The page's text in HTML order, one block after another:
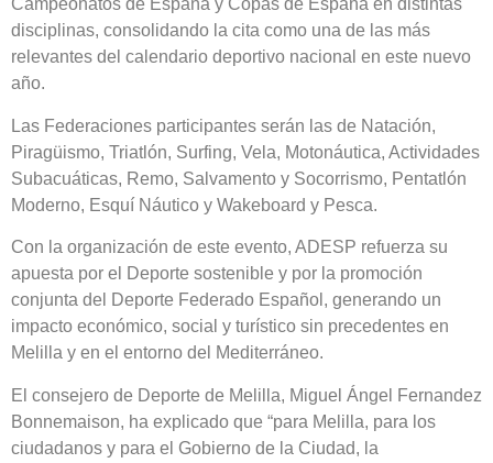
Campeonatos de España y Copas de España en distintas
disciplinas, consolidando la cita como una de las más
relevantes del calendario deportivo nacional en este nuevo
año.
Las Federaciones participantes serán las de Natación,
Piragüismo, Triatlón, Surfing, Vela, Motonáutica, Actividades
Subacuáticas, Remo, Salvamento y Socorrismo, Pentatlón
Moderno, Esquí Náutico y Wakeboard y Pesca.
Con la organización de este evento, ADESP refuerza su
apuesta por el Deporte sostenible y por la promoción
conjunta del Deporte Federado Español, generando un
impacto económico, social y turístico sin precedentes en
Melilla y en el entorno del Mediterráneo.
El consejero de Deporte de Melilla, Miguel Ángel Fernandez
Bonnemaison, ha explicado que “para Melilla, para los
ciudadanos y para el Gobierno de la Ciudad, la